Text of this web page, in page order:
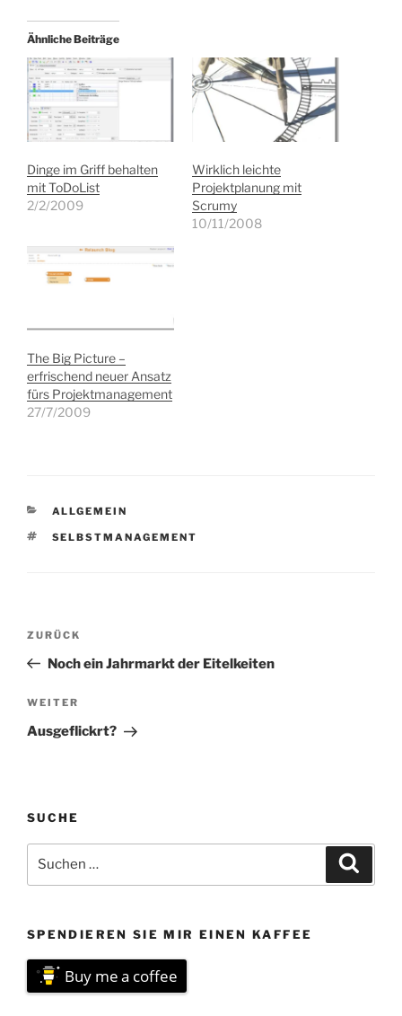
Ähnliche Beiträge
Dinge im Griff behalten
mit ToDoList
2/2/2009
Wirklich leichte
Projektplanung mit
Scrumy
10/11/2008
The Big Picture –
erfrischend neuer Ansatz
fürs Projektmanagement
27/7/2009
KATEGORIEN
ALLGEMEIN
SCHLAGWÖRTER
SELBSTMANAGEMENT
Beitragsnavigation
Vorheriger
Beitrag
ZURÜCK
Noch ein Jahrmarkt der Eitelkeiten
Nächster
Beitrag
WEITER
Ausgeflickrt?
SUCHE
nach:
SPENDIEREN SIE MIR EINEN KAFFEE
Buy me a coffee